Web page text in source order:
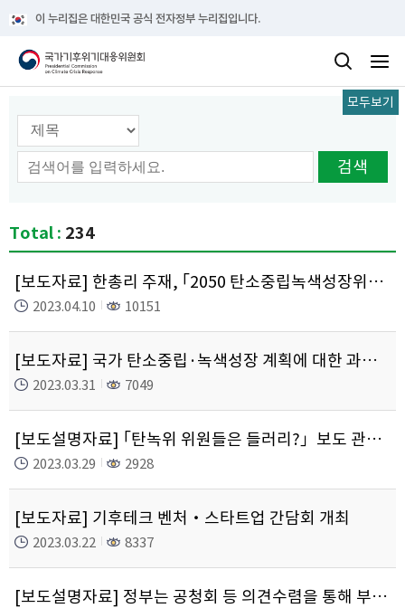
이 누리집은 대한민국 공식 전자정부 누리집입니다.
모두보기
검색 옵션선택
검색
Total : 234
[보도자료] 한총리 주재, ｢2050 탄소중립녹색성장위원회｣ 전체회의 개최
2023.04.10 10151
[보도자료] 국가 탄소중립·녹색성장 계획에 대한 과학기술계 의견 청취를 위한 토론회 개최
2023.03.31 7049
[보도설명자료] ｢탄녹위 위원들은 들러리?」보도 관련(3.25. 조선일보)
2023.03.29 2928
[보도자료] 기후테크 벤처‧스타트업 간담회 개최
2023.03.22 8337
[보도설명자료] 정부는 공청회 등 의견수렴을 통해 부문별 국가 온실가스 감축목표(2030 NDC)를 확정할 계획입니다